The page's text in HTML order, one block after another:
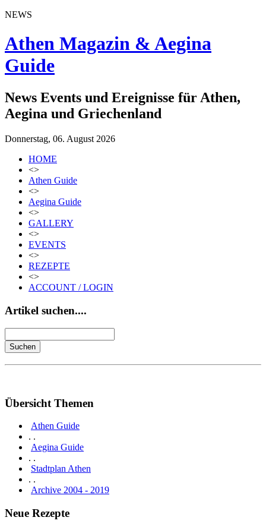
NEWS
Athen Magazin & Aegina
Guide
News Events und Ereignisse für Athen,
Aegina und Griechenland
Donnerstag, 06. August 2026
HOME
<>
Athen Guide
<>
Aegina Guide
<>
GALLERY
<>
EVENTS
<>
REZEPTE
<>
ACCOUNT / LOGIN
Artikel suchen....
Übersicht Themen
Athen Guide
. .
Aegina Guide
. .
Stadtplan Athen
. .
Archive 2004 - 2019
Neue Rezepte